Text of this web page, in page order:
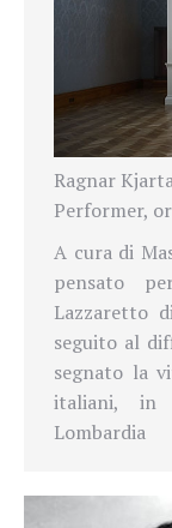
Ragnar
Performer,
A cura di
pensato
Lazzaretto
seguito al
segnato la
italiani, in
Lombardia